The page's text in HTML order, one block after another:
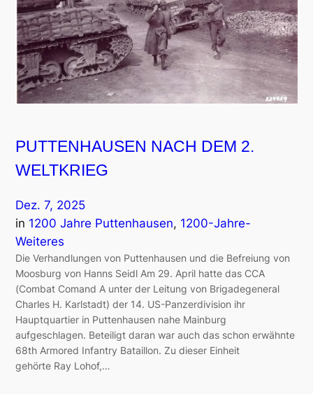
PUTTENHAUSEN NACH DEM 2.
WELTKRIEG
Dez. 7, 2025
in 1200 Jahre Puttenhausen, 1200-Jahre-
Weiteres
Die Verhandlungen von Puttenhausen und die Befreiung von
Moosburg von Hanns Seidl Am 29. April hatte das CCA
(Combat Comand A unter der Leitung von Brigadegeneral
Charles H. Karlstadt) der 14. US-Panzerdivision ihr
Hauptquartier in Puttenhausen nahe Mainburg
aufgeschlagen. Beteiligt daran war auch das schon erwähnte
68th Armored Infantry Bataillon. Zu dieser Einheit
gehörte Ray Lohof,…